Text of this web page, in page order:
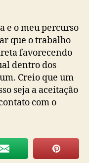
e o meu percurso
que o trabalho
favorecendo
dentro dos
Creio que um
seja a aceitação
com o